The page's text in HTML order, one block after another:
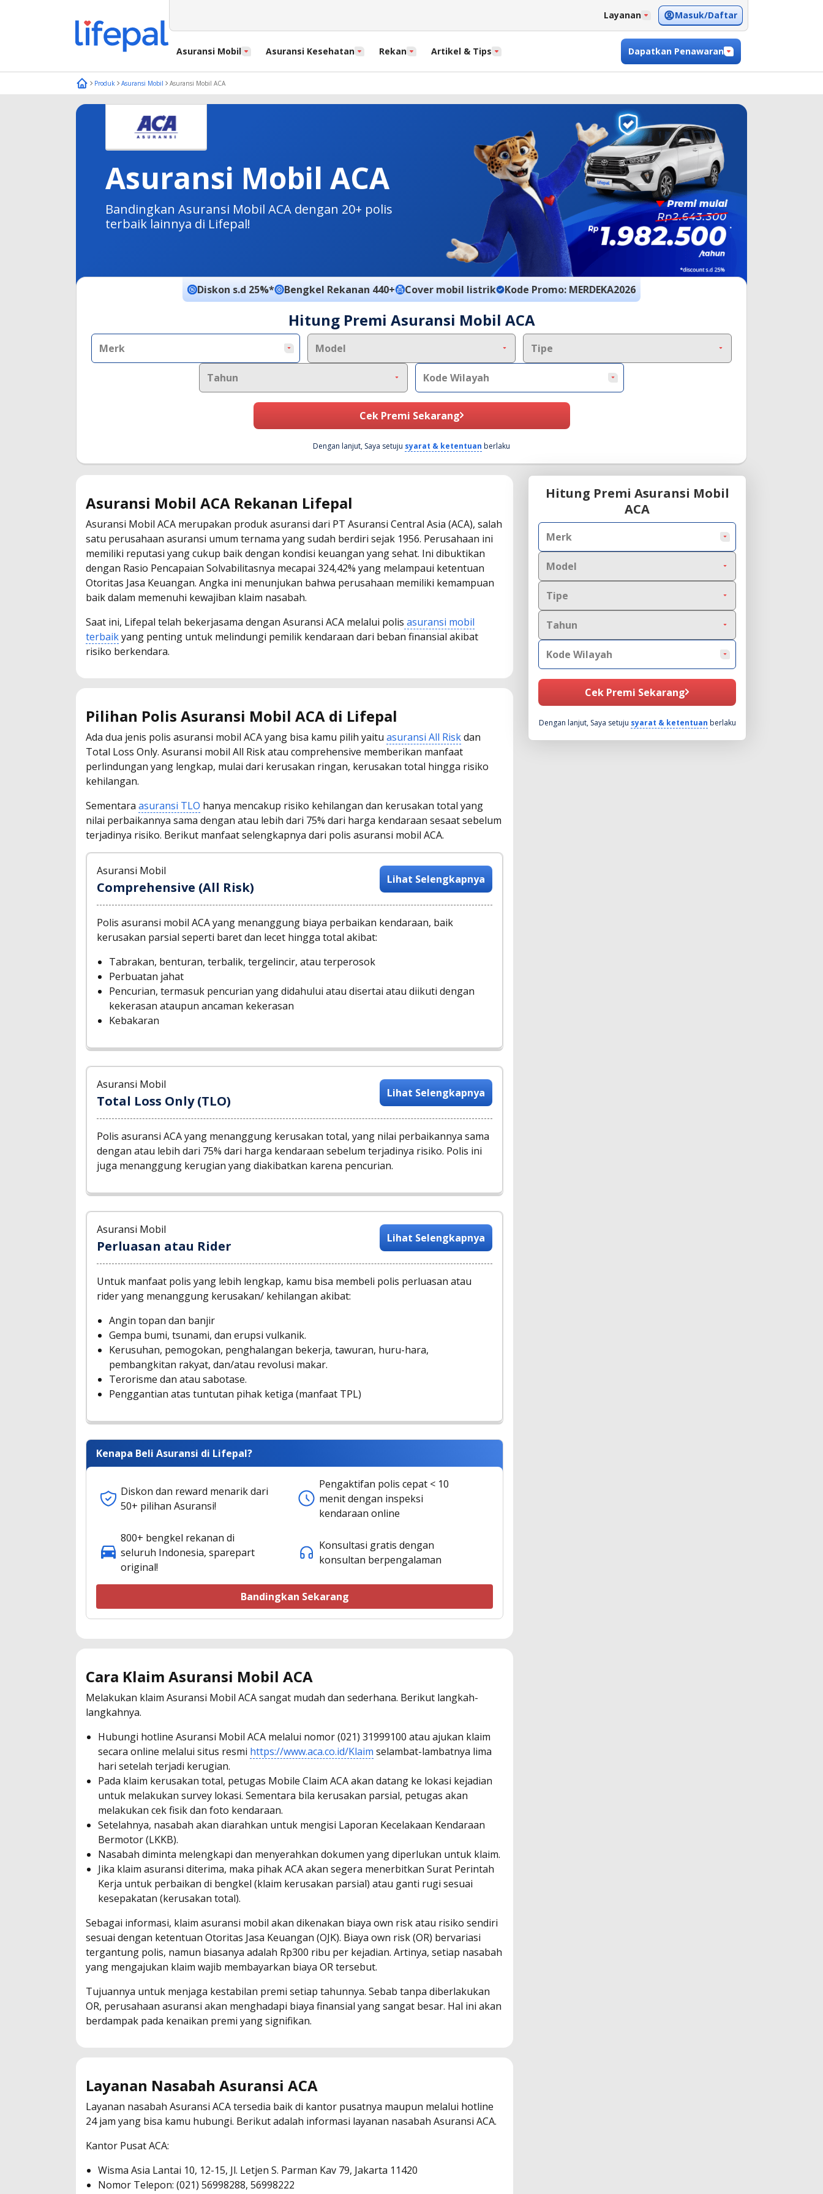
Layanan Masuk/Daftar
Asuransi Mobil Asuransi Kesehatan Rekan Artikel & Tips Dapatkan Penawaran
Produk Asuransi Mobil Asuransi Mobil ACA
Asuransi Mobil ACA
Bandingkan Asuransi Mobil ACA dengan 20+ polis
terbaik lainnya di Lifepal!
Diskon s.d 25%* Bengkel Rekanan 440+ Cover mobil listrik Kode Promo: MERDEKA2026
Hitung Premi Asuransi Mobil ACA
Merk Model Tipe
Tahun Kode Wilayah
Cek Premi Sekarang
Dengan lanjut, Saya setuju syarat & ketentuan berlaku
Asuransi Mobil ACA Rekanan Lifepal
Asuransi Mobil ACA merupakan produk asuransi dari PT Asuransi Central Asia (ACA), salah
satu perusahaan asuransi umum ternama yang sudah berdiri sejak 1956. Perusahaan ini
memiliki reputasi yang cukup baik dengan kondisi keuangan yang sehat. Ini dibuktikan
dengan Rasio Pencapaian Solvabilitasnya mecapai 324,42% yang melampaui ketentuan
Otoritas Jasa Keuangan. Angka ini menunjukan bahwa perusahaan memiliki kemampuan
baik dalam memenuhi kewajiban klaim nasabah.
Saat ini, Lifepal telah bekerjasama dengan Asuransi ACA melalui polis asuransi mobil
terbaikyang penting untuk melindungi pemilik kendaraan dari beban finansial akibat
risiko berkendara.
Pilihan Polis Asuransi Mobil ACA di Lifepal
Ada dua jenis polis asuransi mobil ACA yang bisa kamu pilih yaitu asuransi All Riskdan
Total Loss Only. Asuransi mobil All Risk atau comprehensive memberikan manfaat
perlindungan yang lengkap, mulai dari kerusakan ringan, kerusakan total hingga risiko
kehilangan.
Sementara asuransi TLO hanya mencakup risiko kehilangan dan kerusakan total yang
nilai perbaikannya sama dengan atau lebih dari 75% dari harga kendaraan sesaat sebelum
terjadinya risiko. Berikut manfaat selengkapnya dari polis asuransi mobil ACA.
Asuransi Mobil
Comprehensive (All Risk) Lihat Selengkapnya
Polis asuransi mobil ACA yang menanggung biaya perbaikan kendaraan, baik
kerusakan parsial seperti baret dan lecet hingga total akibat:
Tabrakan, benturan, terbalik, tergelincir, atau terperosok
Perbuatan jahat
Pencurian, termasuk pencurian yang didahului atau disertai atau diikuti dengan
kekerasan ataupun ancaman kekerasan
Kebakaran
Asuransi Mobil
Total Loss Only (TLO) Lihat Selengkapnya
Polis asuransi ACA yang menanggung kerusakan total, yang nilai perbaikannya sama
dengan atau lebih dari 75% dari harga kendaraan sebelum terjadinya risiko. Polis ini
juga menanggung kerugian yang diakibatkan karena pencurian.
Asuransi Mobil
Perluasan atau Rider Lihat Selengkapnya
Untuk manfaat polis yang lebih lengkap, kamu bisa membeli polis perluasan atau
rider yang menanggung kerusakan/ kehilangan akibat:
Angin topan dan banjir
Gempa bumi, tsunami, dan erupsi vulkanik.
Kerusuhan, pemogokan, penghalangan bekerja, tawuran, huru-hara,
pembangkitan rakyat, dan/atau revolusi makar.
Terorisme dan atau sabotase.
Penggantian atas tuntutan pihak ketiga (manfaat TPL)
Kenapa Beli Asuransi di Lifepal?
Diskon dan reward menarik dari
50+ pilihan Asuransi!
Pengaktifan polis cepat < 10
menit dengan inspeksi
kendaraan online
800+ bengkel rekanan di
seluruh Indonesia, sparepart
original!
Konsultasi gratis dengan
konsultan berpengalaman
Bandingkan Sekarang
Cara Klaim Asuransi Mobil ACA
Melakukan klaim Asuransi Mobil ACA sangat mudah dan sederhana. Berikut langkah-
langkahnya.
Hubungi hotline Asuransi Mobil ACA melalui nomor (021) 31999100 atau ajukan klaim
secara online melalui situs resmi https://www.aca.co.id/Klaim selambat-lambatnya lima
hari setelah terjadi kerugian.
Pada klaim kerusakan total, petugas Mobile Claim ACA akan datang ke lokasi kejadian
untuk melakukan survey lokasi. Sementara bila kerusakan parsial, petugas akan
melakukan cek fisik dan foto kendaraan.
Setelahnya, nasabah akan diarahkan untuk mengisi Laporan Kecelakaan Kendaraan
Bermotor (LKKB).
Nasabah diminta melengkapi dan menyerahkan dokumen yang diperlukan untuk klaim.
Jika klaim asuransi diterima, maka pihak ACA akan segera menerbitkan Surat Perintah
Kerja untuk perbaikan di bengkel (klaim kerusakan parsial) atau ganti rugi sesuai
kesepakatan (kerusakan total).
Sebagai informasi, klaim asuransi mobil akan dikenakan biaya own risk atau risiko sendiri
sesuai dengan ketentuan Otoritas Jasa Keuangan (OJK). Biaya own risk (OR) bervariasi
tergantung polis, namun biasanya adalah Rp300 ribu per kejadian. Artinya, setiap nasabah
yang mengajukan klaim wajib membayarkan biaya OR tersebut.
Tujuannya untuk menjaga kestabilan premi setiap tahunnya. Sebab tanpa diberlakukan
OR, perusahaan asuransi akan menghadapi biaya finansial yang sangat besar. Hal ini akan
berdampak pada kenaikan premi yang signifikan.
Layanan Nasabah Asuransi ACA
Layanan nasabah Asuransi ACA tersedia baik di kantor pusatnya maupun melalui hotline
24 jam yang bisa kamu hubungi. Berikut adalah informasi layanan nasabah Asuransi ACA.
Kantor Pusat ACA:
Wisma Asia Lantai 10, 12-15, Jl. Letjen S. Parman Kav 79, Jakarta 11420
Nomor Telepon: (021) 56998288, 56998222
Hitung Premi Asuransi Mobil
ACA
Merk
Model
Tipe
Tahun
Kode Wilayah
Cek Premi Sekarang
Dengan lanjut, Saya setuju syarat & ketentuan berlaku